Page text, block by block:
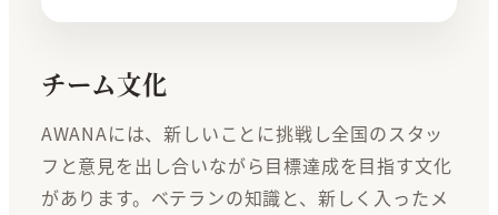
チーム文化
AWANAには、新しいことに挑戦し全国のスタッ
フと意見を出し合いながら目標達成を目指す文化
があります。ベテランの知識と、新しく入ったメ